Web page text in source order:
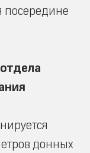
посередине
донных